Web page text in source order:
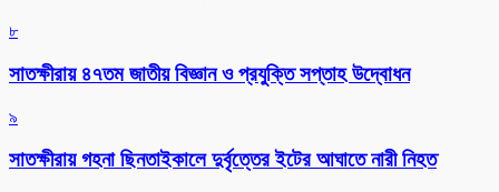
৮
সাতক্ষীরায় ৪৭তম জাতীয় বিজ্ঞান ও প্রযুক্তি সপ্তাহ উদ্বোধন
৯
সাতক্ষীরায় গহনা ছিনতাইকালে দুর্বৃত্তের ইটের আঘাতে নারী নিহত